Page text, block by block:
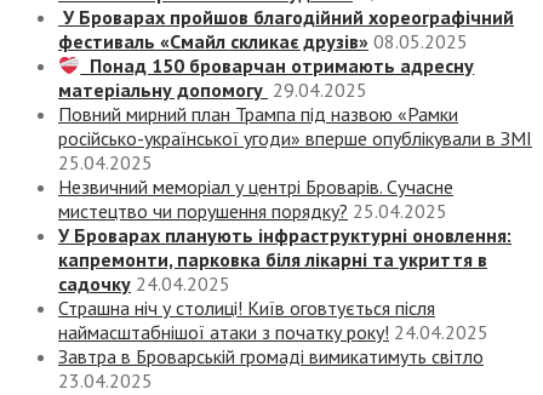
У Броварах пройшов благодійний хореографічний
фестиваль «Смайл скликає друзів» 08.05.2025
Понад 150 броварчан отримають адресну
матеріальну допомогу 29.04.2025
Повний мирний план Трампа під назвою «‎Рамки
російсько-української угоди» вперше опублікували в ЗМІ
25.04.2025
Незвичний меморіал у центрі Броварів. Сучасне
мистецтво чи порушення порядку? 25.04.2025
У Броварах планують інфраструктурні оновлення:
капремонти, парковка біля лікарні та укриття в
садочку 24.04.2025
Страшна ніч у столиці! Київ оговтується після
наймасштабнішої атаки з початку року! 24.04.2025
Завтра в Броварській громаді вимикатимуть світло
23.04.2025